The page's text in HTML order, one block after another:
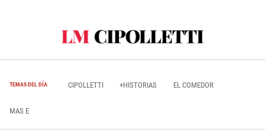
TEMAS DEL DÍA CIPOLLETTI +HISTORIAS EL COMEDOR
MAS E